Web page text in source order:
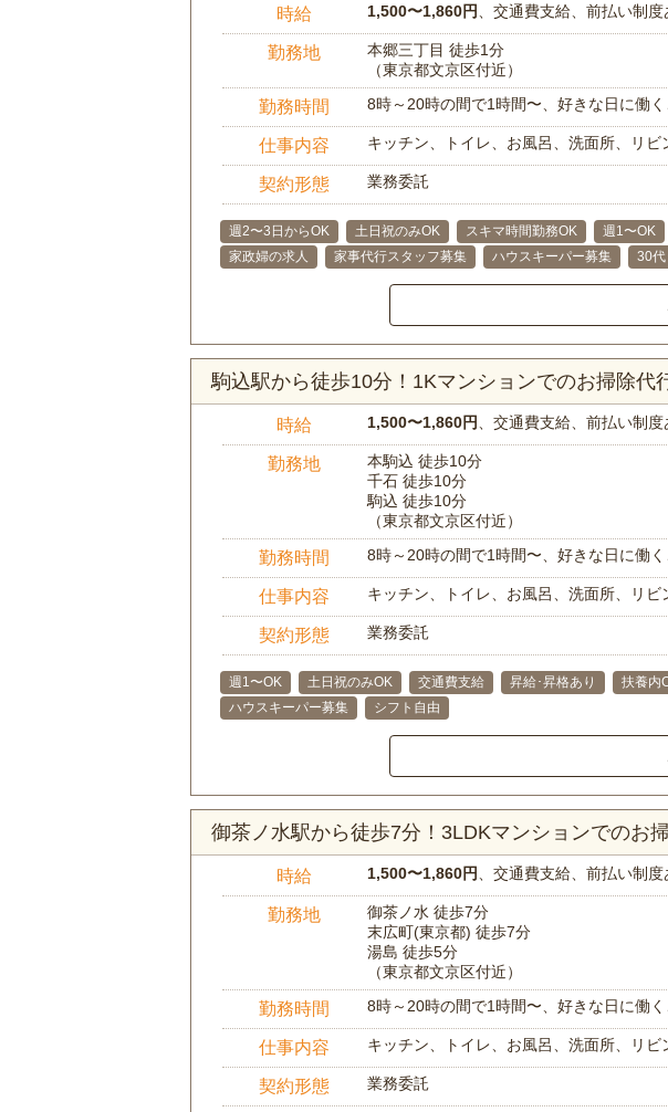
時給 1,500〜1,860円 、交通費支給、前払い制度
勤務地
本郷三丁目 徒歩1分
（東京都文京区付近）
勤務時間 8時～20時の間で1時間〜、好きな日に働
仕事内容 キッチン、トイレ、お風呂、洗面所、リビ
契約形態 業務委託
週2〜3日からOK 土日祝のみOK スキマ時間勤務OK 週1〜OK
家政婦の求人
家事代行スタッフ募集 ハウスキーパー募集 30代
駒込駅から徒歩10分！1Kマンションでのお掃除代
時給 1,500〜1,860円 、交通費支給、前払い制度
勤務地
本駒込 徒歩10分
千石 徒歩10分
駒込 徒歩10分
（東京都文京区付近）
勤務時間 8時～20時の間で1時間〜、好きな日に働
仕事内容 キッチン、トイレ、お風呂、洗面所、リビ
契約形態 業務委託
週1〜OK 土日祝のみOK 交通費支給 昇給･昇格あり 扶養内
ハウスキーパー募集
シフト自由
御茶ノ水駅から徒歩7分！3LDKマンションでのお
時給 1,500〜1,860円 、交通費支給、前払い制度
勤務地
御茶ノ水 徒歩7分
末広町(東京都) 徒歩7分
湯島 徒歩5分
（東京都文京区付近）
勤務時間 8時～20時の間で1時間〜、好きな日に働
仕事内容 キッチン、トイレ、お風呂、洗面所、リビ
契約形態 業務委託